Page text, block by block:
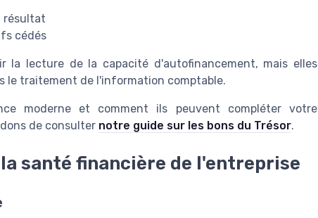
résultat
cédés
la lecture de la capacité d'autofinancement, mais elles
le traitement de l'information comptable.
moderne et comment ils peuvent compléter votre
de consulter notre guide sur les bons du Trésor.
santé financière de l'entreprise